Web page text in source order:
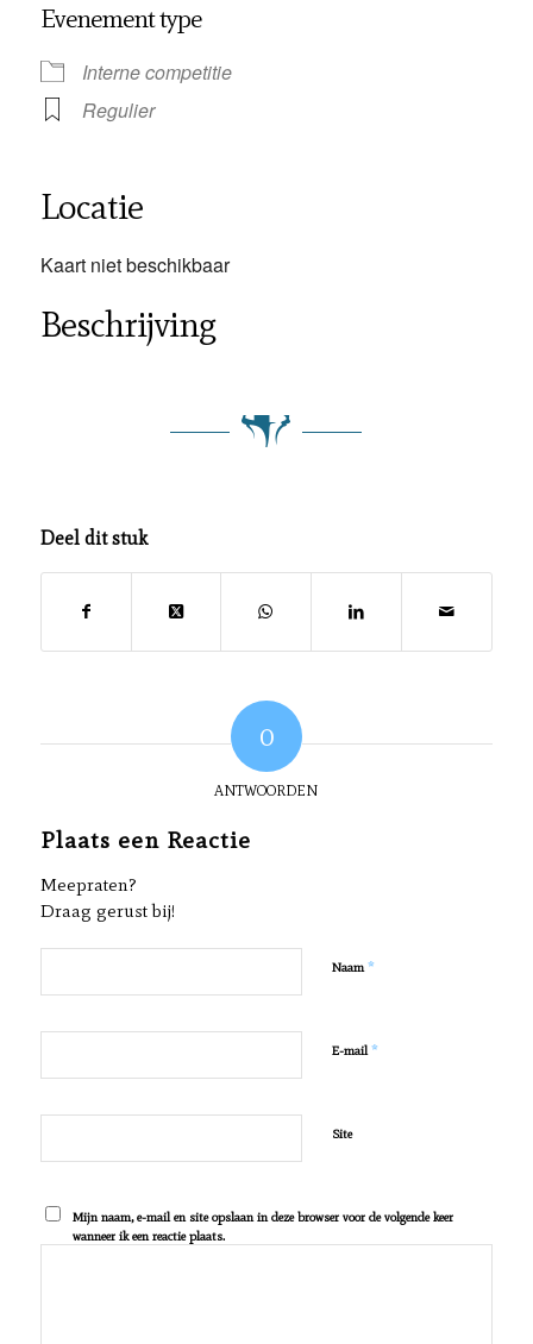
Evenement type
Interne competitie
Regulier
Locatie
Kaart niet beschikbaar
Beschrijving
Deel dit stuk
0
ANTWOORDEN
Plaats een Reactie
Meepraten?
Draag gerust bij!
Naam*
E-mail*
Site
Mijn naam, e-mail en site opslaan in deze browser voor de volgende keer
wanneer ik een reactie plaats.